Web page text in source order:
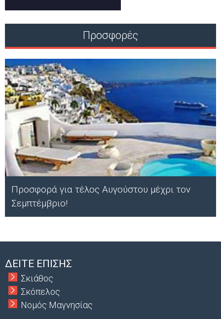
Προσφορές
Προσφορά για τέλος Αυγούστου μέχρι τον
Σεμπτέμβριο!
ΔΕΙΤΕ ΕΠΙΣΗΣ
Σκιάθος
Σκόπελος
Νομός Μαγνησίας